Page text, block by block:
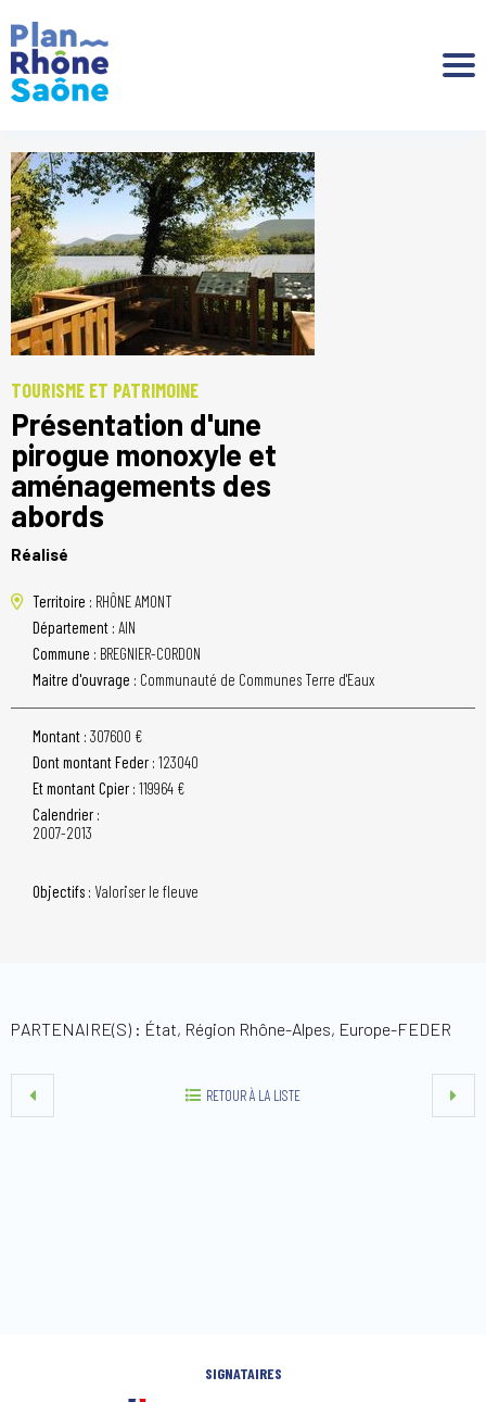
TOURISME ET PATRIMOINE
Présentation d'une
pirogue monoxyle et
aménagements des
abords
Réalisé
Territoire : RHÔNE AMONT
Département : AIN
Commune : BREGNIER-CORDON
Maitre d'ouvrage : Communauté de Communes Terre d'Eaux
Montant : 307600 €
Dont montant Feder : 123040
Et montant Cpier : 119964 €
Calendrier :
2007-2013
Objectifs : Valoriser le fleuve
PARTENAIRE(S) : État, Région Rhône-Alpes, Europe-FEDER
RETOUR À LA LISTE
SIGNATAIRES